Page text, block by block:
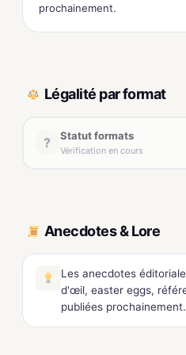
prochainement.
Légalité par format
? Statut formats
Vérification en cours
Anecdotes & Lore
Les anecdotes
d'œil, easter eggs,
publiées prochainement.